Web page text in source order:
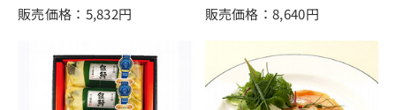
販売価格：5,832円 販売価格：8,640円